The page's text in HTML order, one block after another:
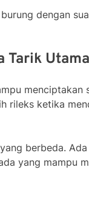
dengan
Tarik
menciptakan
rileks ketika
berbeda.
yang mampu